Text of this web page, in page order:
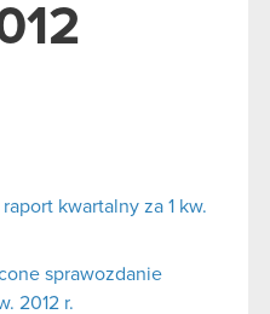
kwartalny za 1 kw.
sprawozdanie
2012 r.